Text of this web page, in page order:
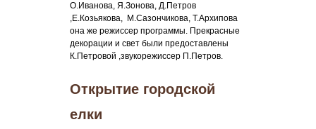
О.Иванова, Я.Зонова, Д.Петров
,Е.Козьякова, М.Сазончикова, Т.Архипова
она же режиссер программы. Прекрасные
декорации и свет были предоставлены
К.Петровой ,звукорежиссер П.Петров.
Открытие городской
елки